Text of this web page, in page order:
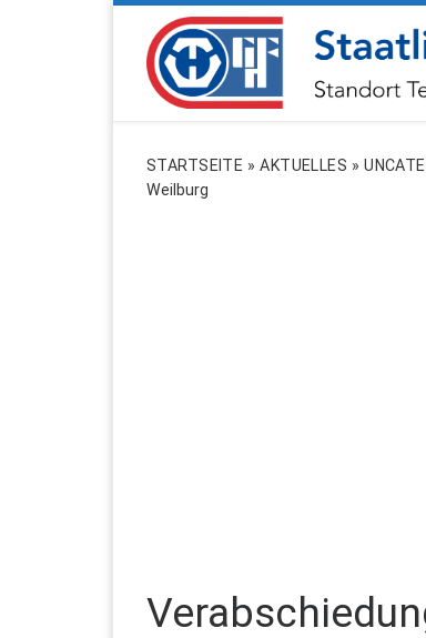
ZUM INHALT SPRINGEN
STARTSEITE » AKTUELLES »
Weilburg